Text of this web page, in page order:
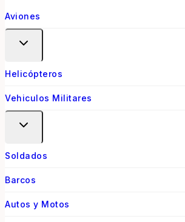
Aviones
Helicópteros
Vehiculos Militares
Soldados
Barcos
Autos y Motos